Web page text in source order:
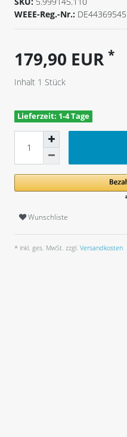
WEEE-Reg.-Nr.: DE44369545
179,90 EUR *
Inhalt 1 Stück
Lieferzeit: 1-4 Tage
Wunschliste
* inkl. ges. MwSt. zzgl. Versandkosten